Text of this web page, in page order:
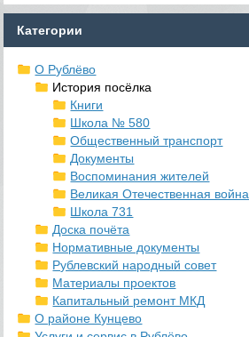
Категории
О Рублёво
История посёлка
Книги
Школа № 580
Общественный транспорт
Документы
Воспоминания жителей
Великая Отечественная война
Школа 731
Доска почёта
Нормативные документы
Рублевский народный совет
Материалы проектов
Капитальный ремонт МКД
О районе Кунцево